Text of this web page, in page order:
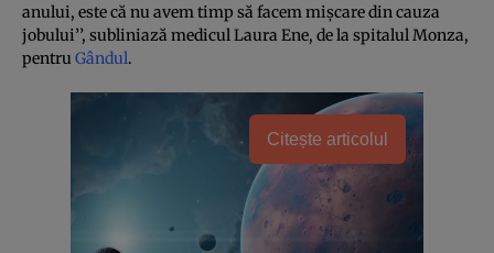
anului, este că nu avem timp să facem mişcare din cauza
jobului’’, subliniază medicul Laura Ene, de la spitalul Monza,
pentru Gândul.
Citește articolul